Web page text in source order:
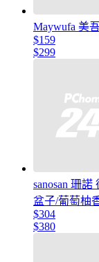
Maywufa 美
$159
$299
sanosan 珊
盆子/葡萄柚
$304
$380